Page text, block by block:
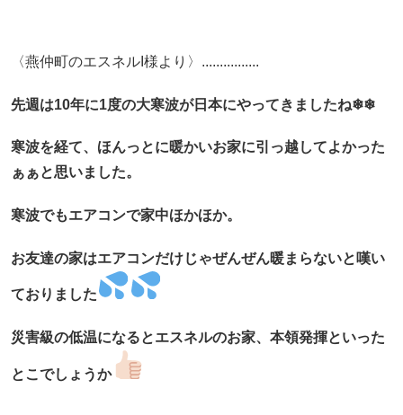
〈燕仲町のエスネルI様より〉................
先週は10年に1度の大寒波が日本にやってきましたね❄︎❄︎
寒波を経て、ほんっとに暖かいお家に引っ越してよかった
ぁぁと思いました。
寒波でもエアコンで家中ほかほか。
お友達の家はエアコンだけじゃぜんぜん暖まらないと嘆い
ておりました
災害級の低温になるとエスネルのお家、本領発揮といった
とこでしょうか